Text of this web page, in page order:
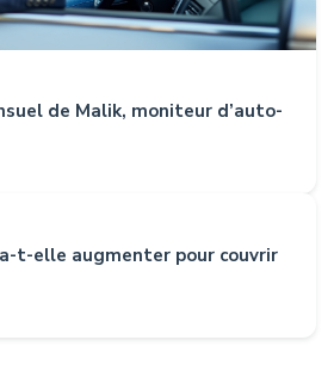
de Malik, moniteur d’auto-
t-elle augmenter pour couvrir